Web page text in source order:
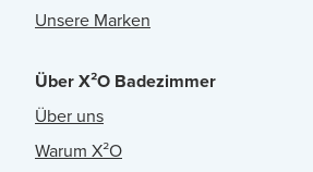
Unsere Marken
Über X²O Badezimmer
Über uns
Warum X²O